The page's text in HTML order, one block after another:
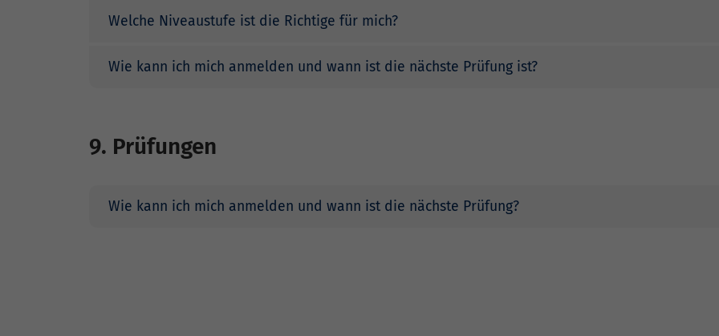
Welche Niveaustufe ist die Richtige für mich?
Wie kann ich mich anmelden und wann ist die nächste Prüfung ist?
9. Prüfungen
Wie kann ich mich anmelden und wann ist die nächste Prüfung?